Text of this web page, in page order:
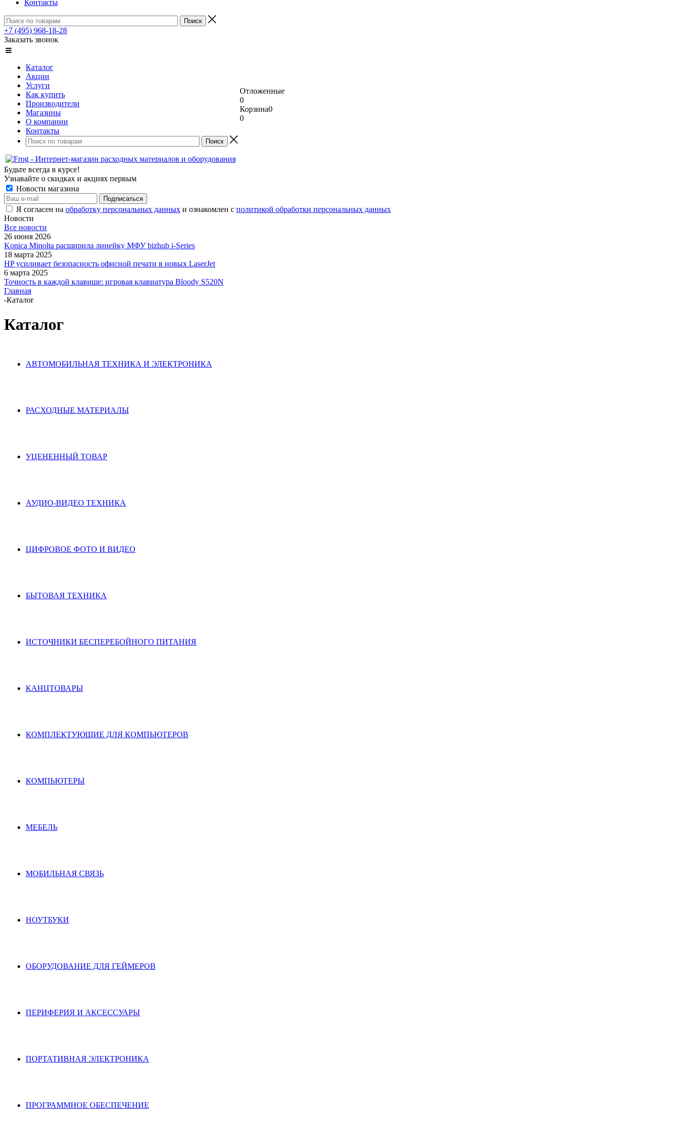
Контакты
+7 (495) 968-18-28
Заказать звонок
Каталог
Акции
Услуги
Как купить
Производители
Магазины
О компании
Контакты
Отложенные
0
Корзина0
0
Будьте всегда в курсе!
Узнавайте о скидках и акциях первым
Новости магазина
Я согласен на обработку персональных данных и ознакомлен с политикой обработки персональных данных
Новости
Все новости
26 июня 2026
Konica Minolta расширила линейку МФУ bizhub i-Series
18 марта 2025
HP усиливает безопасность офисной печати в новых LaserJet
6 марта 2025
Точность в каждой клавише: игровая клавиатура Bloody S520N
Главная
-Каталог
Каталог
АВТОМОБИЛЬНАЯ ТЕХНИКА И ЭЛЕКТРОНИКА
РАСХОДНЫЕ МАТЕРИАЛЫ
УЦЕНЕННЫЙ ТОВАР
АУДИО-ВИДЕО ТЕХНИКА
ЦИФРОВОЕ ФОТО И ВИДЕО
БЫТОВАЯ ТЕХНИКА
ИСТОЧНИКИ БЕСПЕРЕБОЙНОГО ПИТАНИЯ
КАНЦТОВАРЫ
КОМПЛЕКТУЮЩИЕ ДЛЯ КОМПЬЮТЕРОВ
КОМПЬЮТЕРЫ
МЕБЕЛЬ
МОБИЛЬНАЯ СВЯЗЬ
НОУТБУКИ
ОБОРУДОВАНИЕ ДЛЯ ГЕЙМЕРОВ
ПЕРИФЕРИЯ И АКСЕССУАРЫ
ПОРТАТИВНАЯ ЭЛЕКТРОНИКА
ПРОГРАММНОЕ ОБЕСПЕЧЕНИЕ